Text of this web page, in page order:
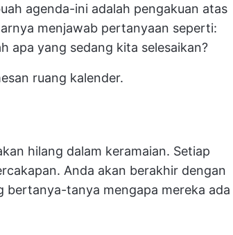
agenda-ini adalah pengakuan atas
menjawab pertanyaan seperti:
apa yang sedang kita selesaikan?
ruang kalender.
hilang dalam keramaian. Setiap
Anda akan berakhir dengan
tanya mengapa mereka ada